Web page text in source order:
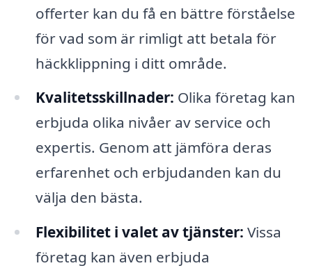
offerter kan du få en bättre förståelse
för vad som är rimligt att betala för
häckklippning i ditt område.
Kvalitetsskillnader: Olika företag kan
erbjuda olika nivåer av service och
expertis. Genom att jämföra deras
erfarenhet och erbjudanden kan du
välja den bästa.
Flexibilitet i valet av tjänster: Vissa
företag kan även erbjuda